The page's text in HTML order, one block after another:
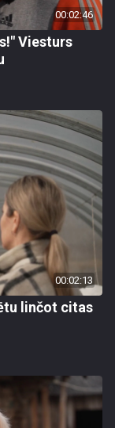
00:02:46
Viesturs
00:02:13
linčot citas